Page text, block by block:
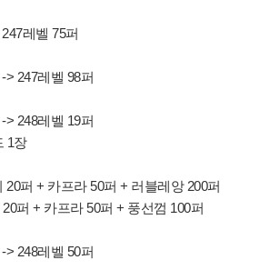
레벨 75퍼
> 247레벨 98퍼
> 248레벨 19퍼
1장
퍼 + 카프라 50퍼 + 러블레앙 200퍼
퍼 + 카프라 50퍼 + 풍선껌 100퍼
> 248레벨 50퍼